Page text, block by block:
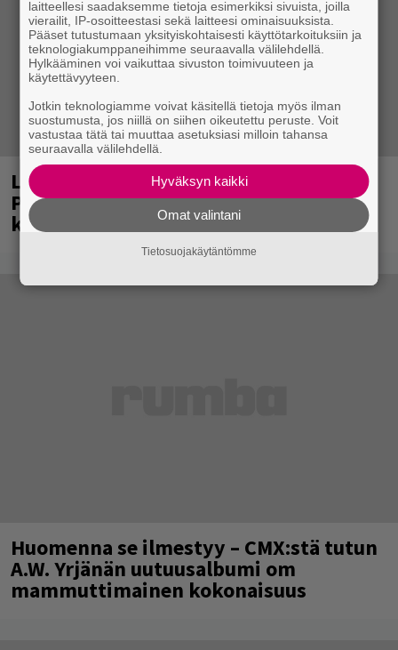
Laittomasta graffitista kiinni jäänyt
Paavo Arhinmäki jälleen spraypullo
kädessä – näitä puolueita ei kiinnosta
Huomenna se ilmestyy – CMX:stä tutun
A.W. Yrjänän uutuusalbumi om
mammuttimainen kokonaisuus
laitteellesi saadaksemme tietoja esimerkiksi sivuista, joilla
vierailit, IP-osoitteestasi sekä laitteesi ominaisuuksista.
Pääset tutustumaan yksityiskohtaisesti käyttötarkoituksiin ja
teknologiakumppaneihimme seuraavalla välilehdellä.
Hylkääminen voi vaikuttaa sivuston toimivuuteen ja
käytettävyyteen.
Jotkin teknologiamme voivat käsitellä tietoja myös ilman
suostumusta, jos niillä on siihen oikeutettu peruste. Voit
vastustaa tätä tai muuttaa asetuksiasi milloin tahansa
seuraavalla välilehdellä.
Hyväksyn kaikki
Omat valintani
Tietosuojakäytäntömme